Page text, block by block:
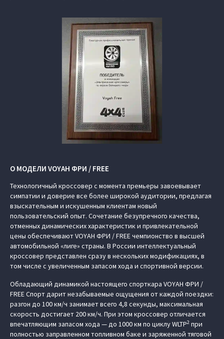
О МОДЕЛИ VOYAH ФРИ / FREE
Технологичный кроссовер с момента премьеры завоевывает
симпатии и доверие все более широкой аудитории, предлагая
взыскательным и искушенным клиентам новый
пользовательский опыт. Сочетание безупречного качества,
отменных динамических характеристик и привлекательной
цены обеспечивают VOYAH ФРИ / FREE чемпионство в высшей
автомобильной «лиге» страны. В России интеллектуальный
кроссовер представлен сразу в нескольких модификациях, в
том числе с увеличенным запасом хода и спортивной версии.
Обладающий динамикой настоящего спорткара VOYAH ФРИ /
FREE Спорт дарит незабываемые ощущения от каждой поездки:
разгон до 100 км/ч занимает всего 4,8 секунды, максимальная
скорость достигает 200 км/ч. При этом кроссовер отличается
впечатляющим запасом хода — до 1000 км по циклу WLTP2 при
полностью заправленном топливном баке и заряженной тяговой